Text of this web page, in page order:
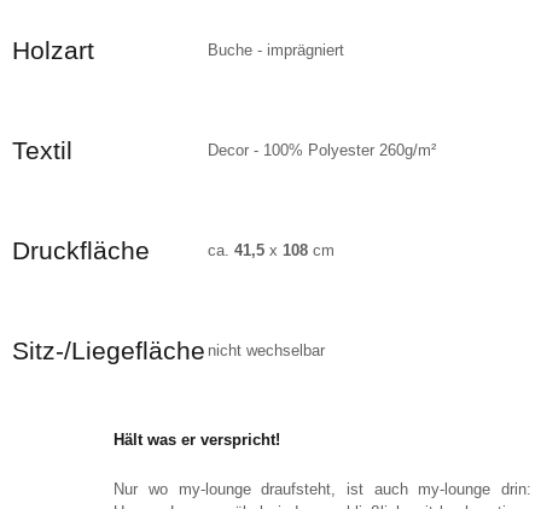
Holzart Buche - imprägniert
Textil Decor - 100% Polyester 260g/m²
Druckfläche ca. 41,5 x 108 cm
Sitz-/Liegefläche nicht wechselbar
Hält was er verspricht!
Nur wo my-lounge draufsteht, ist auch my-lounge drin: